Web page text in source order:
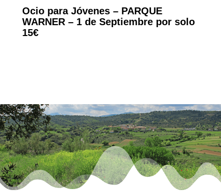
Ocio para Jóvenes – PARQUE
WARNER – 1 de Septiembre por solo
15€